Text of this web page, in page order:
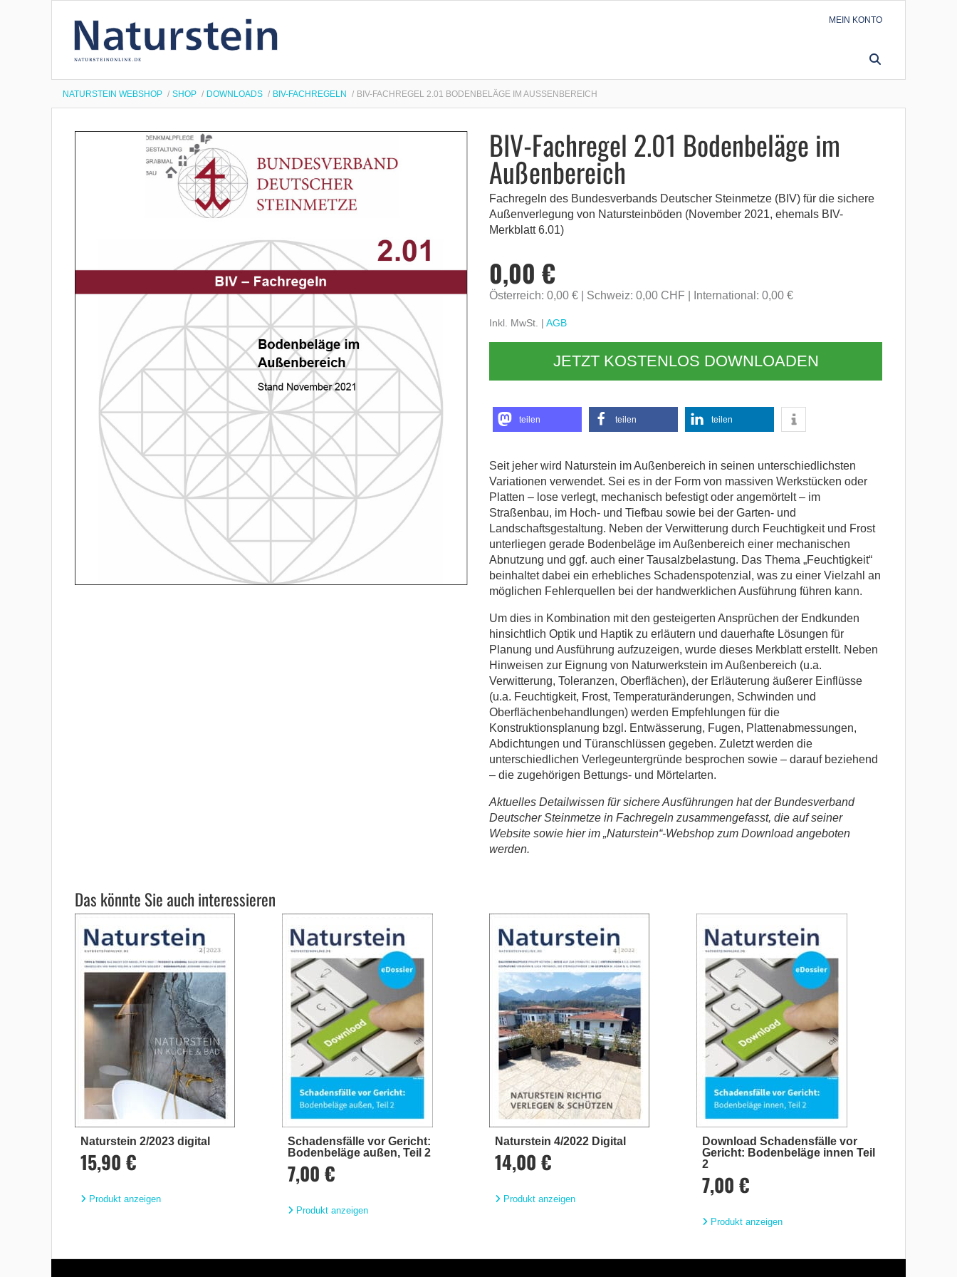
MEIN KONTO
NATURSTEIN WEBSHOP SHOP DOWNLOADS BIV-FACHREGELN BIV-FACHREGEL 2.01 BODENBELÄGE IM AUSSENBEREICH
BIV-Fachregel 2.01 Bodenbeläge im
Außenbereich
Fachregeln des Bundesverbands Deutscher Steinmetze (BIV) für die sichere
Außenverlegung von Natursteinböden (November 2021, ehemals BIV-
Merkblatt 6.01)
0,00 €
Österreich: 0,00 € Schweiz: 0,00 CHF International: 0,00 €
Inkl. MwSt. | AGB
JETZT KOSTENLOS DOWNLOADEN
teilen teilen teilen
Seit jeher wird Naturstein im Außenbereich in seinen unterschiedlichsten
Variationen verwendet. Sei es in der Form von massiven Werkstücken oder
Platten – lose verlegt, mechanisch befestigt oder angemörtelt – im
Straßenbau, im Hoch- und Tiefbau sowie bei der Garten- und
Landschaftsgestaltung. Neben der Verwitterung durch Feuchtigkeit und Frost
unterliegen gerade Bodenbeläge im Außenbereich einer mechanischen
Abnutzung und ggf. auch einer Tausalzbelastung. Das Thema „Feuchtigkeit“
beinhaltet dabei ein erhebliches Schadenspotenzial, was zu einer Vielzahl an
möglichen Fehlerquellen bei der handwerklichen Ausführung führen kann.
Um dies in Kombination mit den gesteigerten Ansprüchen der Endkunden
hinsichtlich Optik und Haptik zu erläutern und dauerhafte Lösungen für
Planung und Ausführung aufzuzeigen, wurde dieses Merkblatt erstellt. Neben
Hinweisen zur Eignung von Naturwerkstein im Außenbereich (u.a.
Verwitterung, Toleranzen, Oberflächen), der Erläuterung äußerer Einflüsse
(u.a. Feuchtigkeit, Frost, Temperaturänderungen, Schwinden und
Oberflächenbehandlungen) werden Empfehlungen für die
Konstruktionsplanung bzgl. Entwässerung, Fugen, Plattenabmessungen,
Abdichtungen und Türanschlüssen gegeben. Zuletzt werden die
unterschiedlichen Verlegeuntergründe besprochen sowie – darauf beziehend
– die zugehörigen Bettungs- und Mörtelarten.
Aktuelles Detailwissen für sichere Ausführungen hat der Bundesverband
Deutscher Steinmetze in Fachregeln zusammengefasst, die auf seiner
Website sowie hier im „Naturstein“-Webshop zum Download angeboten
werden.
Das könnte Sie auch interessieren
Naturstein 2/2023 digital
15,90 €
Produkt anzeigen
Schadensfälle vor Gericht:
Bodenbeläge außen, Teil 2
7,00 €
Produkt anzeigen
Naturstein 4/2022 Digital
14,00 €
Produkt anzeigen
Download Schadensfälle vor
Gericht: Bodenbeläge innen Teil
2
7,00 €
Produkt anzeigen